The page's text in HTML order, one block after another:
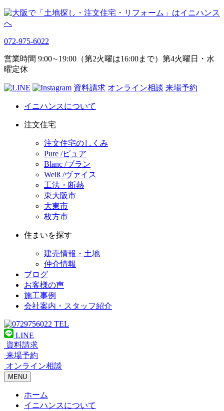
072-975-6022
営業時間 9:00∼19:00（第2火曜は16:00まで）第4火曜日・水
曜定休
資料請求 オンライン相談 来場予約
イニハンスについて
注文住宅
注文住宅のしくみ
Pure /ピュア
Blanc /ブラン
Weiß /ヴァイス
工法・断熱
東大阪市
大東市
枚方市
住まいを探す
建売情報・土地
仲介情報
ブログ
お客様の声
施工事例
会社案内・スタッフ紹介
TEL
LINE
資料請求
来場予約
オンライン相談
MENU
ホーム
イニハンスについて